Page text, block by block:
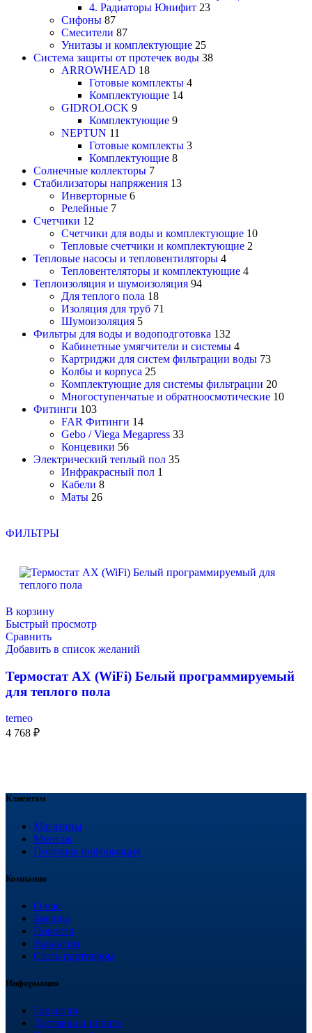
4. Радиаторы Юнифит 23
Сифоны 87
Смесители 87
Унитазы и комплектующие 25
Система защиты от протечек воды 38
ARROWHEAD 18
Готовые комплекты 4
Комплектующие 14
GIDROLOCK 9
Комплектующие 9
NEPTUN 11
Готовые комплекты 3
Комплектующие 8
Солнечные коллекторы 7
Стабилизаторы напряжения 13
Инверторные 6
Релейные 7
Счетчики 12
Счетчики для воды и комплектующие 10
Тепловые счетчики и комплектующие 2
Тепловые насосы и тепловентиляторы 4
Тепловентеляторы и комплектующие 4
Теплоизоляция и шумоизоляция 94
Для теплого пола 18
Изоляция для труб 71
Шумоизоляция 5
Фильтры для воды и водоподготовка 132
Кабинетные умягчители и системы 4
Картриджи для систем фильтрации воды 73
Колбы и корпуса 25
Комплектующие для системы фильтрации 20
Многоступенчатые и обратноосмотические 10
Фитинги 103
FAR Фитинги 14
Gebo / Viega Megapress 33
Концевики 56
Электрический теплый пол 35
Инфракрасный пол 1
Кабели 8
Маты 26
ФИЛЬТРЫ
В корзину
Быстрый просмотр
Сравнить
Добавить в список желаний
Термостат AX (WiFi) Белый программируемый
для теплого пола
terneo
4 768 ₽
Клиентам
Магазины
Монтаж
Полезная информация
Компания
О нас
Бренды
Новости
Вакансии
Стать партнером
Информация
Гарантия
Доставка и оплата